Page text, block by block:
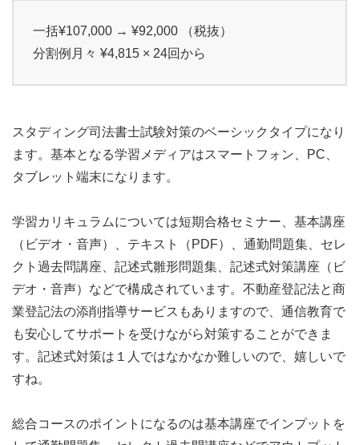
一括¥107,000 → ¥92,000 （税抜）
分割例月々 ¥4,815 × 24回から
スタディング司法書士試験対策のベーシックタイプになり
ます。基本となる学習メディアはスマートフォン、PC、
タブレット端末になります。
学習カリキュラムについては短期合格セミナー、基本講座
（ビデオ・音声）、テキスト（PDF）、通勤問題集、セレ
クト過去問講座、記述式雛形問題集、記述式対策講座（ビ
デオ・音声）などで構成されています。不動産登記法と商
業登記法の添削指導サービスもありますので、通信教育で
も安心してサポートを受けながら対策することができま
す。記述式対策は１人ではなかなか難しいので、嬉しいで
すね。
総合コースのポイントになるのは基本講座でインプットを